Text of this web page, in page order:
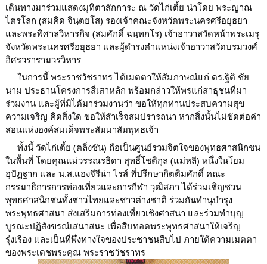
เดินทางมาร่วมแสดงมุทิตาสักการะ ณ วัดไก่เตี้ย นำโดย พระญาณ
ไตรโลก (สมคิด จินฺตยโส) รองเจ้าคณะจังหวัดพระนครศรีอยุธยา
และพระพิศาลวิหารกิจ (สมศักดิ์ ฉนฺทกโร) เจ้าอาวาสวัดหน้าพระเมรุ
จังหวัดพระนครศรีอยุธยา และผู้ดำรงตำแหน่งเจ้าอาวาสวัดบรมวงศ์
อิศรวรารามวรวิหาร
นาม ประธานโครงการสี่เสาหลัก พร้อมกล่าวให้พรแก่สาธุชนที่มา
ร่วมงาน และผู้ที่มิได้มาร่วมงานว่า ขอให้ทุกท่านประสบความสุข
ความเจริญ คิดสิ่งใด ขอให้สำเร็จสมปรารถนา หากสิ่งนั้นไม่ขัดต่อคำ
สอนแห่งองค์สมเด็จพระสัมมาสัมพุทธเจ้า
ในพื้นที่ โดยคุณแม่วรรณรธิดา สุทธิ์โชติกุล (แม่หลี) หนึ่งในโยม
อุปัฏฐาก และ น.ส.แองจีรีน่า ไรส์ ที่ปรึกษากิตติมศักดิ์ คณะ
กรรมาธิการการท่องเที่ยวและการกีฬา วุฒิสภา ได้ร่วมเชิญชวน
พุทธศาสนิกชนทั้งชาวไทยและชาวต่างชาติ ร่วมกันทำนุบำรุง
พระพุทธศาสนา ส่งเสริมการท่องเที่ยวเชิงศาสนา และร่วมทำบุญ
บูรณะปฏิสังขรณ์เสนาสนะ เพื่อสืบทอดพระพุทธศาสนาให้เจริญ
รุ่งเรือง และเป็นที่พึ่งทางใจของประชาชนสืบไป ภายใต้ความเมตตา
ของพระเดชพระคุณ พระราชวัชราทร